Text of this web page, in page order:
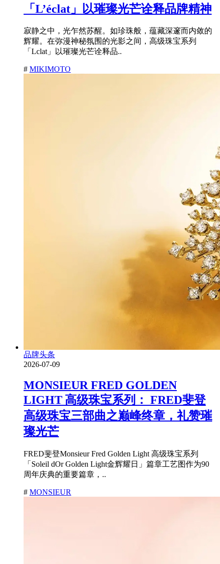
「L’éclat」以璀璨光芒诠释品牌精神
寂静之中，光乍然苏醒。如珍珠般，蕴藏深邃而内敛的
辉耀。在弥漫神秘氛围的光影之间，高级珠宝系列
「Lclat」以璀璨光芒诠释品..
# MIKIMOTO
品牌头条
2026-07-09
MONSIEUR FRED GOLDEN
LIGHT 高级珠宝系列： FRED斐登
高级珠宝三部曲之巅峰终章，礼赞璀
璨光芒
FRED斐登Monsieur Fred Golden Light 高级珠宝系列
「Soleil dOr Golden Light金辉耀日」篇章工艺图作为90
周年庆典的重要篇章，..
# MONSIEUR